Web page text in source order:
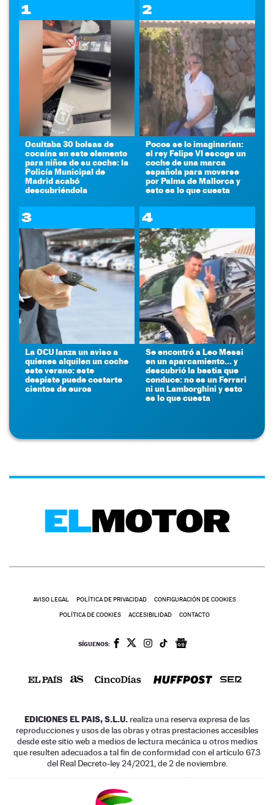
1
Ocultaba 30 bolsas de
cocaína en este elemento
para niños de su coche: la
Policía Municipal de
Madrid acabó
descubriéndola
2
Pocos se lo imaginarían:
el rey Felipe VI escoge un
coche de una marca
española para moverse
por Palma de Mallorca y
esto es lo que cuesta
3
La OCU lanza un aviso a
quienes alquilen un coche
este verano: este
despiste puede costarte
cientos de euros
4
Se encontró a Leo Messi
en un aparcamiento... y
descubrió la bestia que
conduce: no es un Ferrari
ni un Lamborghini y esto
es lo que cuesta
AVISO LEGAL POLÍTICA DE PRIVACIDAD CONFIGURACIÓN DE COOKIES
POLÍTICA DE COOKIES ACCESIBILIDAD CONTACTO
SÍGUENOS:
EDICIONES EL PAIS, S.L.U. realiza una reserva expresa de las
reproducciones y usos de las obras y otras prestaciones accesibles
desde este sitio web a medios de lectura mecánica u otros medios
que resulten adecuados a tal fin de conformidad con el artículo 67.3
del Real Decreto-ley 24/2021, de 2 de noviembre.